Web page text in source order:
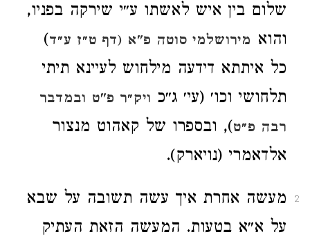
שלום בין איש לאשתו ע״י שירקה בפניו,
והוא מירושלמי סוטה פ"א (דף ט״ז ע״ד)
כל איתתא דידעה מילחוש לעיינא תיתי
תלחושי וכו׳ (עי׳ ג״כ ויק״ר פ"ט ובמדבר
רבה פ״ט), ובספרו של קאהוט מנצור
אלדאמרי (נויארק).
2
מעשה אחרת איך עשה תשובה על שבא
על א״א בטעות. המעשה הזאת העתיק